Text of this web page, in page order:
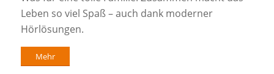
Leben so viel Spaß – auch dank moderner
Hörlösungen.
Mehr